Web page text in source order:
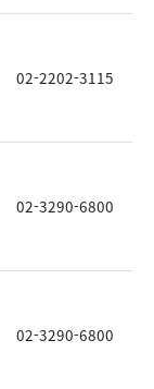
02-2202-3115
02-3290-6800
02-3290-6800